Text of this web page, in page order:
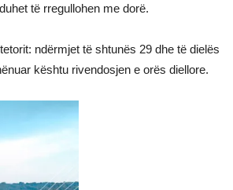
të rregullohen me dorë.
ndërmjet të shtunës 29 dhe të dielës
kështu rivendosjen e orës diellore.